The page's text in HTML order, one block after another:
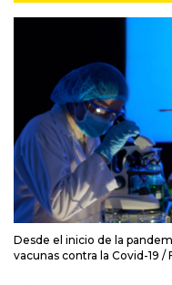
Desde el inicio de la
vacunas contra la Covid-19 /